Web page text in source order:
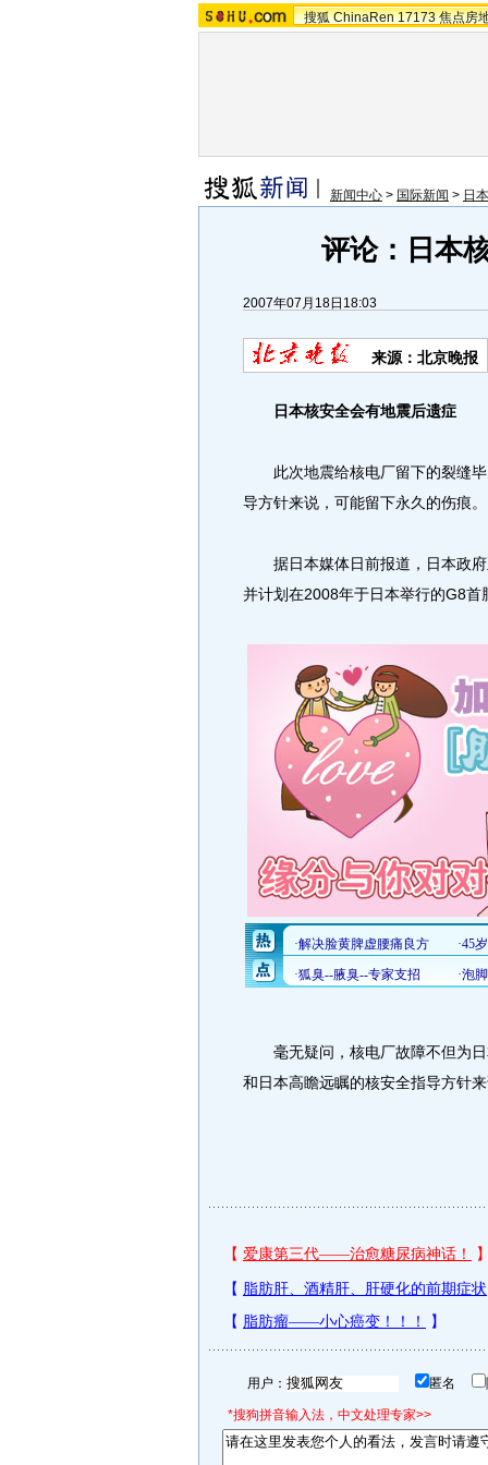
搜狐 ChinaRen 17173 焦点房
新闻中心 > 国际新闻 > 日
评论：日本
2007年07月18日18:03
来源：北京晚报
日本核安全会有地震后遗症
此次地震给核电厂留下的裂缝毕
导方针来说，可能留下永久的伤痕。
据日本媒体日前报道，日本政府
并计划在2008年于日本举行的G8首
毫无疑问，核电厂故障不但为日
和日本高瞻远瞩的核安全指导方针
用户： 匿名
*搜狗拼音输入法，中文处理专家>>